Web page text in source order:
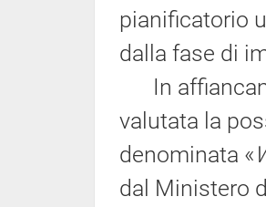
pianificatorio
dalla fase di
In
valutata la
denominata «
dal Ministero